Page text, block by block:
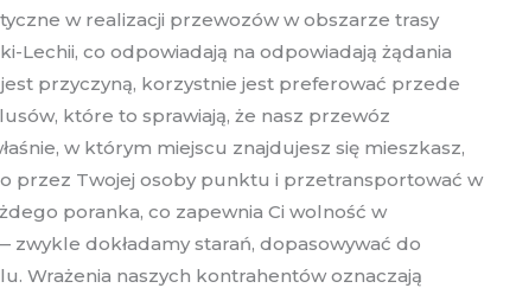
w realizacji przewozów w obszarze trasy
Lechii, co odpowiadają na odpowiadają żądania
przyczyną, korzystnie jest preferować przede
które to sprawiają, że nasz przewóz
w którym miejscu znajdujesz się mieszkasz,
przez Twojej osoby punktu i przetransportować w
poranka, co zapewnia Ci wolność w
zwykle dokładamy starań, dopasowywać do
Wrażenia naszych kontrahentów oznaczają